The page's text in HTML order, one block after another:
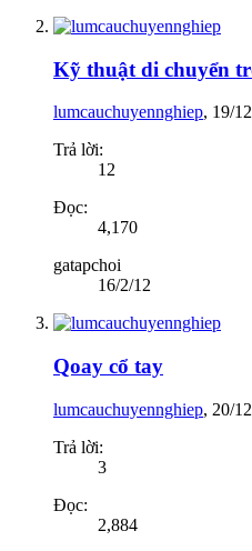
Kỹ thuật di chuyển
lumcauchuyennghiep, 19/
Trả lời:
12
Đọc:
4,170
gatapchoi
16/2/12
Qoay cổ tay
lumcauchuyennghiep, 20/
Trả lời:
3
Đọc:
2,884